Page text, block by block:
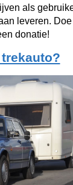
als
leveren. Doe
donatie!